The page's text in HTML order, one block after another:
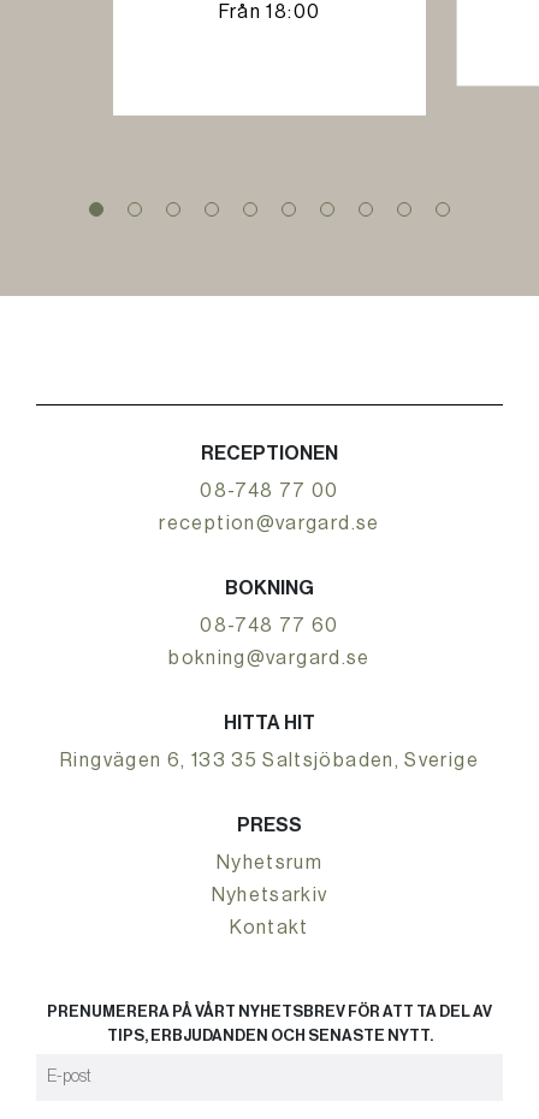
Från 18:00
RECEPTIONEN
08-748 77 00
reception@vargard.se
BOKNING
08-748 77 60
bokning@vargard.se
HITTA HIT
Ringvägen 6, 133 35 Saltsjöbaden, Sverige
PRESS
Nyhetsrum
Nyhetsarkiv
Kontakt
PRENUMERERA PÅ VÅRT NYHETSBREV FÖR ATT TA DEL AV
TIPS, ERBJUDANDEN OCH SENASTE NYTT.